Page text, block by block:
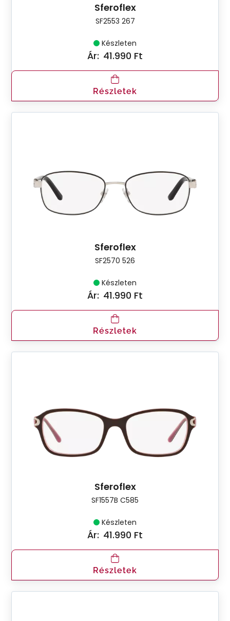
Sferoflex
SF2553 267
Készleten
Ár: 41.990 Ft
Részletek
Sferoflex
SF2570 526
Készleten
Ár: 41.990 Ft
Részletek
Sferoflex
SF1557B C585
Készleten
Ár: 41.990 Ft
Részletek